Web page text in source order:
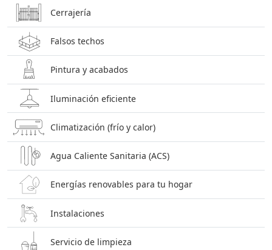
Cerrajería
Falsos techos
Pintura y acabados
Iluminación eficiente
Climatización (frío y calor)
Agua Caliente Sanitaria (ACS)
Energías renovables para tu hogar
Instalaciones
Servicio de limpieza